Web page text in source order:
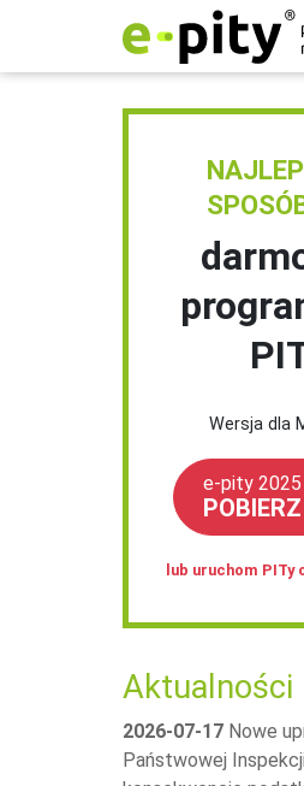
Wersja dla
e-pity 2025
POBIERZ
lub uruchom PITy
Aktualności
2026-07-17 Nowe
Państwowej